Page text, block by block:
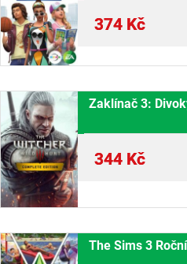
374 Kč
Zaklínač 3:
344 Kč
The Sims 3